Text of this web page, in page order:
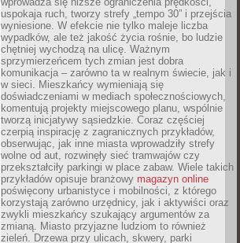
uspokaja ruch, tworzy strefy „tempo 30” i przejścia
wyniesione. W efekcie nie tylko maleje liczba
wypadków, ale też jakość życia rośnie, bo ludzie
chętniej wychodzą na ulicę. Ważnym
sprzymierzeńcem tych zmian jest dobra
komunikacja – zarówno ta w realnym świecie, jak i
w sieci. Mieszkańcy wymieniają się
doświadczeniami w mediach społecznościowych,
komentują projekty miejscowego planu, wspólnie
tworzą inicjatywy sąsiedzkie. Coraz częściej
czerpią inspirację z zagranicznych przykładów,
obserwując, jak inne miasta wprowadziły strefy
wolne od aut, rozwinęły sieć tramwajów czy
przekształciły parkingi w place zabaw. Wiele takich
przykładów opisuje branżowy magazyn online
poświęcony urbanistyce i mobilności, z którego
korzystają zarówno urzędnicy, jak i aktywiści oraz
zwykli mieszkańcy szukający argumentów za
zmianą. Miasto przyjazne ludziom to również
zieleń. Drzewa przy ulicach, skwery, parki